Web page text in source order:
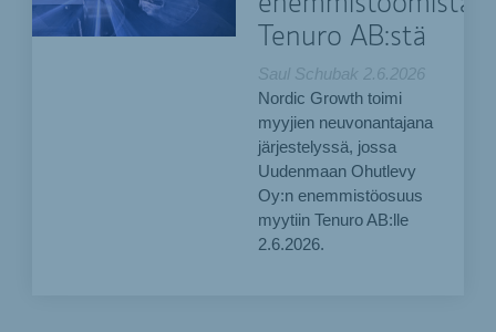
Tenuro AB:stä
Saul Schubak 2.6.2026
Nordic Growth toimi
myyjien neuvonantajana
järjestelyssä, jossa
Uudenmaan Ohutlevy
Oy:n enemmistöosuus
myytiin Tenuro AB:lle
2.6.2026.